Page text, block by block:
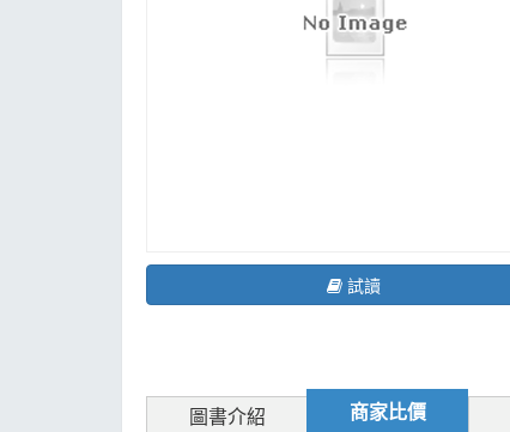
試讀
圖書介紹 商家比價